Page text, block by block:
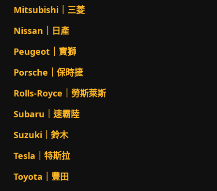
Mitsubishi｜三菱
Nissan｜日產
Peugeot｜寶獅
Porsche｜保時捷
Rolls-Royce｜勞斯萊斯
Subaru｜速霸陸
Suzuki｜鈴木
Tesla｜特斯拉
Toyota｜豐田